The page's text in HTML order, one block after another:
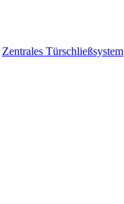
Zentrales Türschließsystem